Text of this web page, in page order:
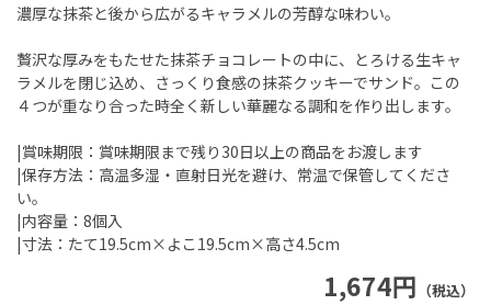
1,674円 （税込）
濃厚な抹茶と後から広がるキャラメルの芳醇な味わい。
贅沢な厚みをもたせた抹茶チョコレートの中に、とろける生キャ
ラメルを閉じ込め、さっくり食感の抹茶クッキーでサンド。この
４つが重なり合った時全く新しい華麗なる調和を作り出します。
|賞味期限：賞味期限まで残り30日以上の商品をお渡します
|保存方法：高温多湿・直射日光を避け、常温で保管してくださ
い。
|内容量：8個入
|寸法：たて19.5cm×よこ19.5cm×高さ4.5cm